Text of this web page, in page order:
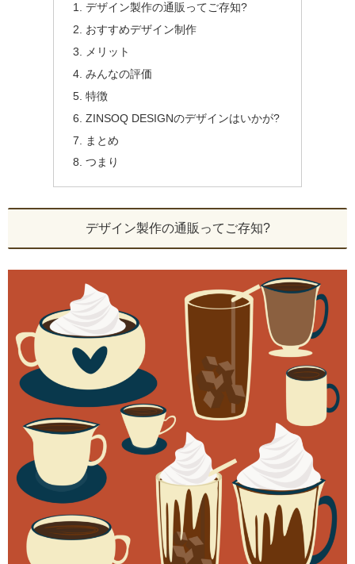
デザイン製作の通販ってご存知?
おすすめデザイン制作
メリット
みんなの評価
特徴
ZINSOQ DESIGNのデザインはいかが?
まとめ
つまり
デザイン製作の通販ってご存知?